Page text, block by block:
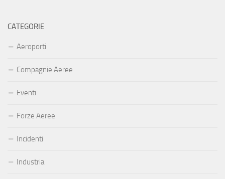
CATEGORIE
Aeroporti
Compagnie Aeree
Eventi
Forze Aeree
Incidenti
Industria